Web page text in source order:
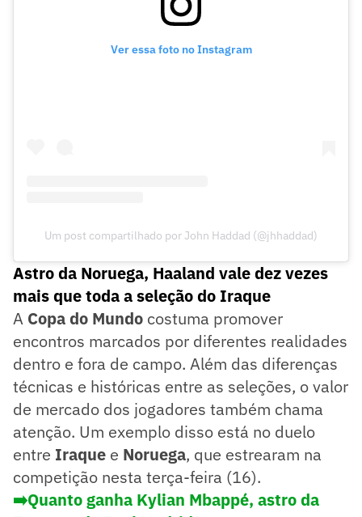
Ver essa foto no Instagram
Um post compartilhado por John Haddad (@jhhaddad)
Astro da Noruega, Haaland vale dez vezes
mais que toda a seleção do Iraque
A Copa do Mundo costuma promover
encontros marcados por diferentes realidades
dentro e fora de campo. Além das diferenças
técnicas e históricas entre as seleções, o valor
de mercado dos jogadores também chama
atenção. Um exemplo disso está no duelo
entre Iraque e Noruega, que estrearam na
competição nesta terça-feira (16).
➡️Quanto ganha Kylian Mbappé, astro da